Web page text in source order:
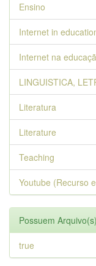
Ensino
Internet in
Internet na
LINGUISTICA,
Literatura
Literature
Teaching
Youtube (Recurso
Possuem Arquivo(s)
true